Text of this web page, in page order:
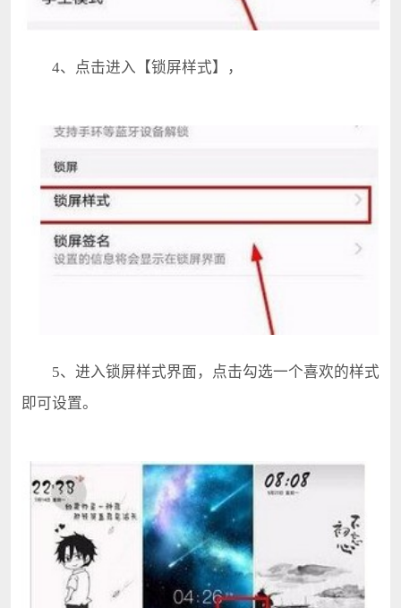
4、点击进入【锁屏样式】，
5、进入锁屏样式界面，点击勾选一个喜欢的样式
即可设置。